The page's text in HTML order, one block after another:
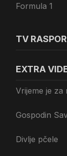
Formula 1
TV
EXTRA
Vrijeme je za
Gospodin
Divlje pčele